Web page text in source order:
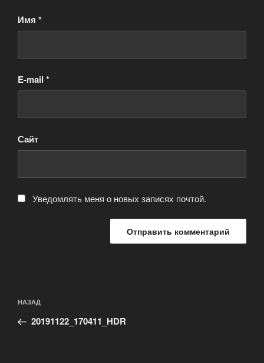
Имя *
E-mail *
Сайт
Уведомлять меня о новых записях почтой.
по
записям
Предыдущая
запись:
НАЗАД
20191122_170411_HDR